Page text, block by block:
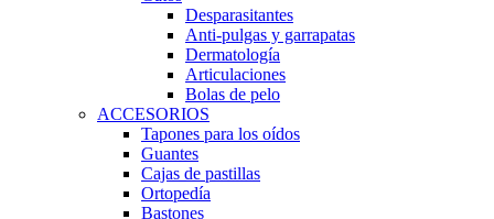
Desparasitantes
Anti-pulgas y garrapatas
Dermatología
Articulaciones
Bolas de pelo
ACCESORIOS
Tapones para los oídos
Guantes
Cajas de pastillas
Ortopedía
Bastones